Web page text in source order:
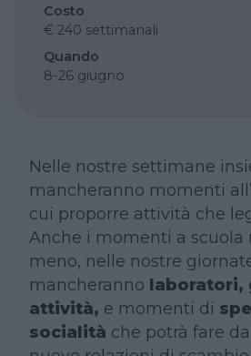
Costo
€ 240 settimanali
Quando
8-26 giugno
Nelle nostre settimane
mancheranno momenti
cui proporre attività che
Anche i momenti a scuola
meno, nelle nostre
mancheranno laboratori,
attività, e momenti di
socialità che potrà fare